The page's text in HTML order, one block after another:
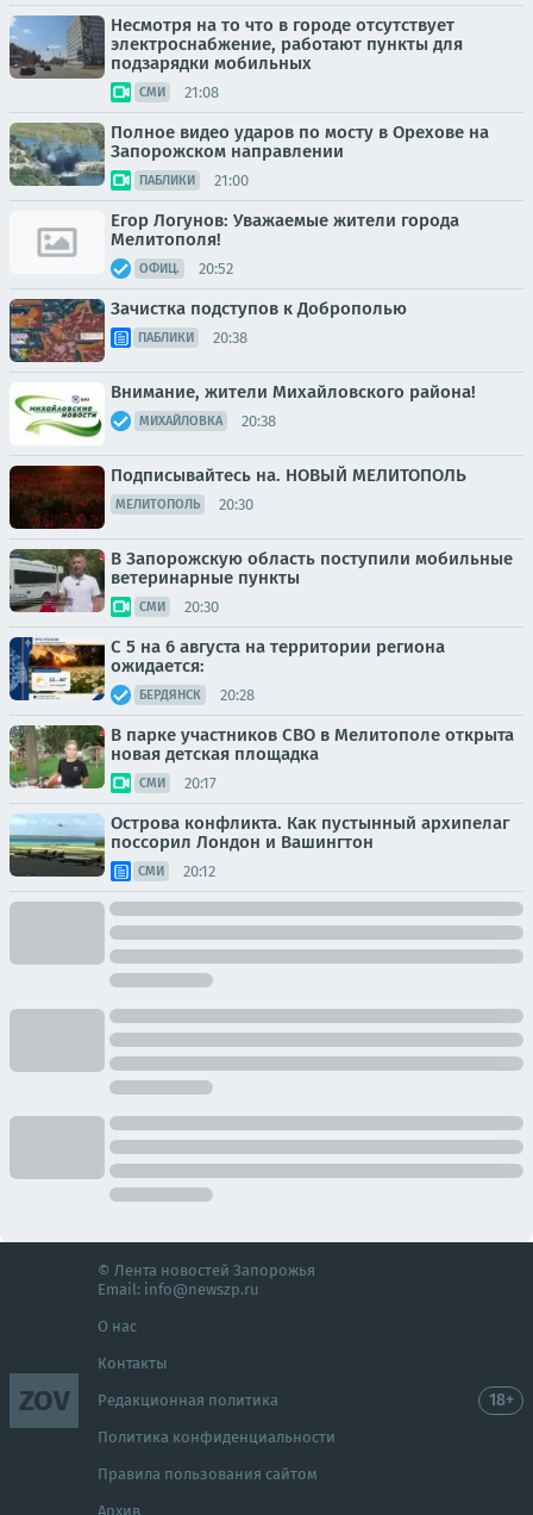
Несмотря на то что в городе отсутствует
электроснабжение, работают пункты для
подзарядки мобильных
СМИ 21:08
Полное видео ударов по мосту в Орехове на
Запорожском направлении
ПАБЛИКИ 21:00
Егор Логунов: Уважаемые жители города
Мелитополя!
ОФИЦ. 20:52
Зачистка подступов к Доброполью
ПАБЛИКИ 20:38
Внимание, жители Михайловского района!
МИХАЙЛОВКА 20:38
Подписывайтесь на. НОВЫЙ МЕЛИТОПОЛЬ
МЕЛИТОПОЛЬ 20:30
В Запорожскую область поступили мобильные
ветеринарные пункты
СМИ 20:30
С 5 на 6 августа на территории региона
ожидается:
БЕРДЯНСК 20:28
В парке участников СВО в Мелитополе открыта
новая детская площадка
СМИ 20:17
Острова конфликта. Как пустынный архипелаг
поссорил Лондон и Вашингтон
СМИ 20:12
ZOV
© Лента новостей Запорожья
Email: info@newszp.ru
О нас
Контакты
Редакционная политика
Политика конфиденциальности
Правила пользования сайтом
Архив
18+